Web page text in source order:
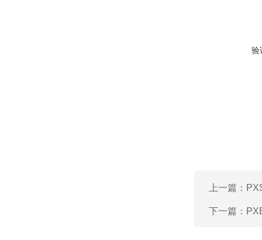
验
上一篇：
下一篇：